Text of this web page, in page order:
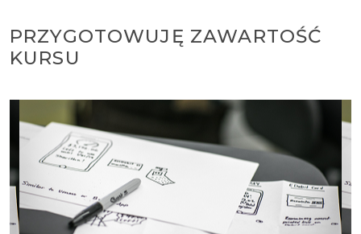
PRZYGOTOWUJĘ ZAWARTOŚĆ
KURSU